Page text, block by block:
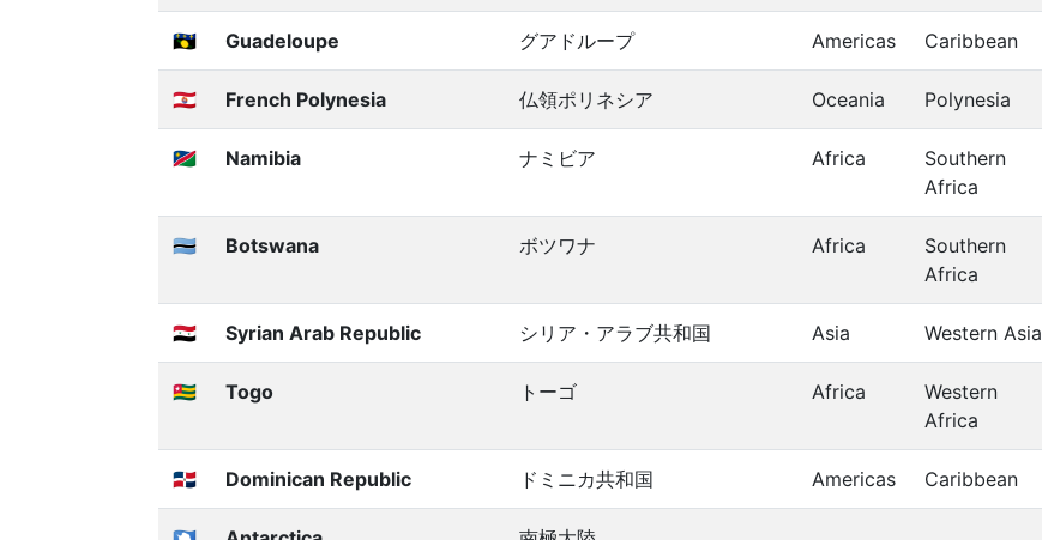
🇬🇵 Guadeloupe グアドループ Americas Caribbean
🇵🇫 French Polynesia 仏領ポリネシア Oceania Polynesia
🇳🇦 Namibia ナミビア Africa
Southern
Africa
🇧🇼 Botswana ボツワナ Africa
Southern
Africa
🇸🇾 Syrian Arab Republic シリア・アラブ共和国 Asia Western Asia
🇹🇬 Togo トーゴ Africa
Western
Africa
🇩🇴 Dominican Republic ドミニカ共和国 Americas Caribbean